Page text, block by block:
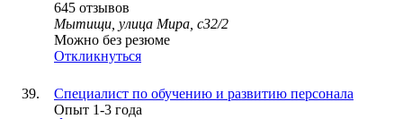
645 отзывов
Мытищи, улица Мира, с32/2
Можно без резюме
Откликнуться
Специалист по обучению и развитию персонала
Опыт 1-3 года